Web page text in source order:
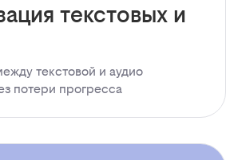
текстовых и
текстовой и аудио
потери прогресса